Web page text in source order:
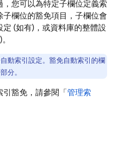
您可以為特定子欄位定義索
子欄位的豁免項目，子欄位會
(如有)，或資料庫的整體設
動索引設定。豁免自動索引的欄
分。
豁免，請參閱「 管理索